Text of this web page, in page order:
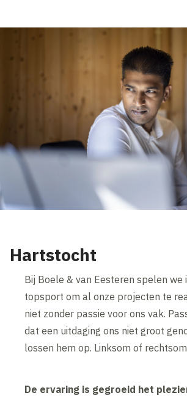
Hartstocht
Bij Boele & van Eesteren spelen we
topsport om al onze projecten te
niet zonder passie voor ons vak.
dat een uitdaging ons niet groot
lossen hem op. Linksom of
De ervaring is gegroeid het